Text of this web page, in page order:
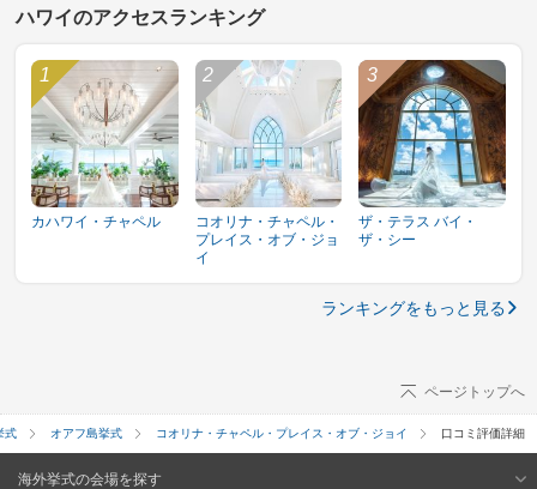
ハワイのアクセスランキング
カハワイ・チャペル
コオリナ・チャペル・
プレイス・オブ・ジョ
イ
ザ・テラス バイ・
ザ・シー
ランキングをもっと見る
ページトップへ
式 オアフ島挙式 コオリナ・チャペル・プレイス・オブ・ジョイ 口コミ評価詳細
海外挙式の会場を探す